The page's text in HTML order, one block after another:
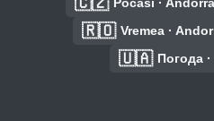
Počasí · Andorra
🇷🇴 Vremea ·
🇺🇦 Погода